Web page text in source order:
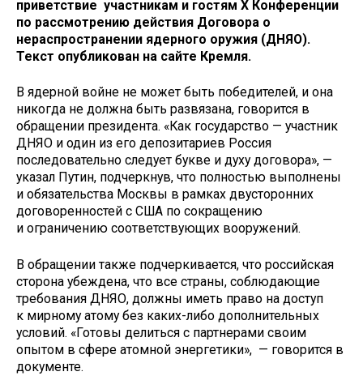
приветствие участникам и гостям X Конференции
по рассмотрению действия Договора о
нераспространении ядерного оружия (ДНЯО).
Текст опубликован на сайте Кремля.
В ядерной войне не может быть победителей, и она
никогда не должна быть развязана, говорится в
обращении президента. «Как государство — участник
ДНЯО и один из его депозитариев Россия
последовательно следует букве и духу договора», —
указал Путин, подчеркнув, что полностью выполнены
и обязательства Москвы в рамках двусторонних
договоренностей с США по сокращению
и ограничению соответствующих вооружений.
В обращении также подчеркивается, что российская
сторона убеждена, что все страны, соблюдающие
требования ДНЯО, должны иметь право на доступ
к мирному атому без каких-либо дополнительных
условий. «Готовы делиться с партнерами своим
опытом в сфере атомной энергетики», — говорится в
документе.